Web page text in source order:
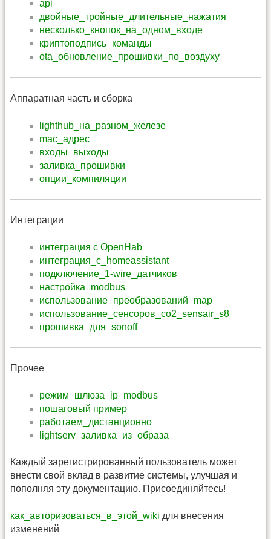
api
двойные_тройные_длительные_нажатия
несколько_кнопок_на_одном_входе
криптоподпись_команды
ota_обновление_прошивки_по_воздуху
Аппаратная часть и сборка
lighthub_на_разном_железе
mac_адрес
входы_выходы
заливка_прошивки
опции_компиляции
Интеграции
интеграция с OpenHab
интеграция_с_homeassistant
подключение_1-wire_датчиков
настройка_modbus
использование_преобразований_map
использование_сенсоров_co2_sensair_s8
прошивка_для_sonoff
Прочее
режим_шлюза_ip_modbus
пошаговый пример
работаем_дистанционно
lightserv_заливка_из_образа
Каждый зарегистрированный пользователь может
внести свой вклад в развитие системы, улучшая и
пополняя эту документацию. Присоединяйтесь!
как_авторизоваться_в_этой_wiki для внесения
изменений